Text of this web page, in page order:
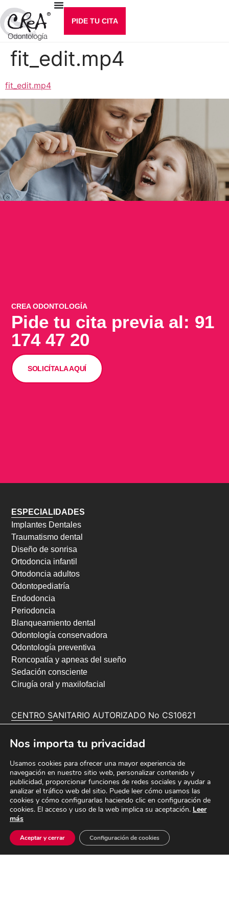
PIDE TU CITA
fit_edit.mp4
fit_edit.mp4
CREA ODONTOLOGÍA
Pide tu cita previa al: 91
174 47 20
SOLICÍTALA AQUÍ
ESPECIALIDADES
Implantes Dentales
Traumatismo dental
Diseño de sonrisa
Ortodoncia infantil
Ortodoncia adultos
Odontopediatría
Endodoncia
Periodoncia
Blanqueamiento dental
Odontología conservadora
Odontología preventiva
Roncopatía y apneas del sueño
Sedación consciente
Cirugía oral y maxilofacial
CENTRO SANITARIO AUTORIZADO No CS10621
Dra. P. Inarejos Nº Colg. 28005496
ORTODONCIA INVISIBLE
Ortodoncia e Invisalign en Crea Valdemoro
PIDE TU CITA PREVIA
91 174 47 20
Ana Frank 9, Valdemoro
CONOCE NUESTRO PROYECTO CREA
Crea Solidaria
Nos importa tu privacidad
Usamos cookies para ofrecer una mayor experiencia de
navegación en nuestro sitio web, personalizar contenido y
publicidad, proporcionar funciones de redes sociales y ayudar a
analizar el tráfico web del sitio. Puede leer cómo usamos las
cookies y cómo configurarlas haciendo clic en configuración de
cookies. El acceso y uso de la web implica su aceptación. Leer
más
Aceptar y cerrar Configuración de cookies